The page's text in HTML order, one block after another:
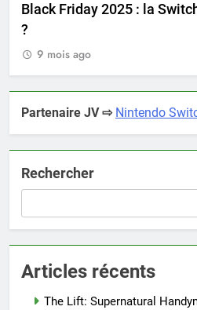
Black Friday 2025 : la
?
9 mois ago
Partenaire JV ⇨ Nintendo
Rechercher
Articles récents
The Lift: Supernatural